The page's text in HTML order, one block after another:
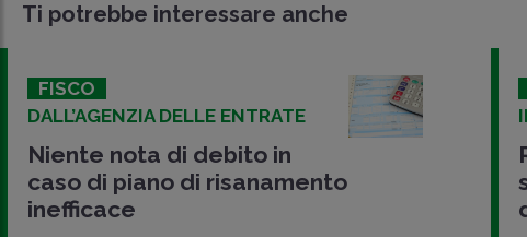
Ti potrebbe interessare anche
FISCO
DALL’AGENZIA DELLE ENTRATE
Niente nota di debito in
caso di piano di risanamento
inefficace